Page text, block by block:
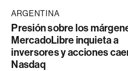
ARGENTINA
Presión sobre los
MercadoLibre inquieta a
inversores y acciones
Nasdaq